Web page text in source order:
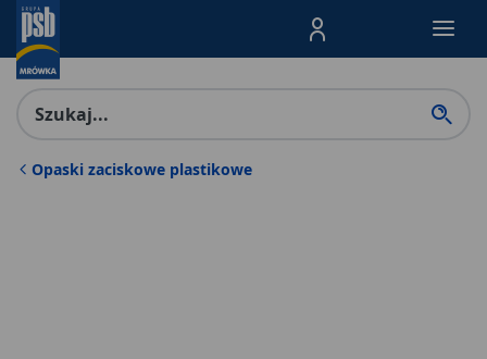
Menu Produktów,
Opaski zaciskowe plastikowe